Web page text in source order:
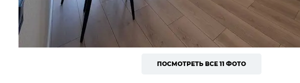
ПОСМОТРЕТЬ ВСЕ 11 ФОТО